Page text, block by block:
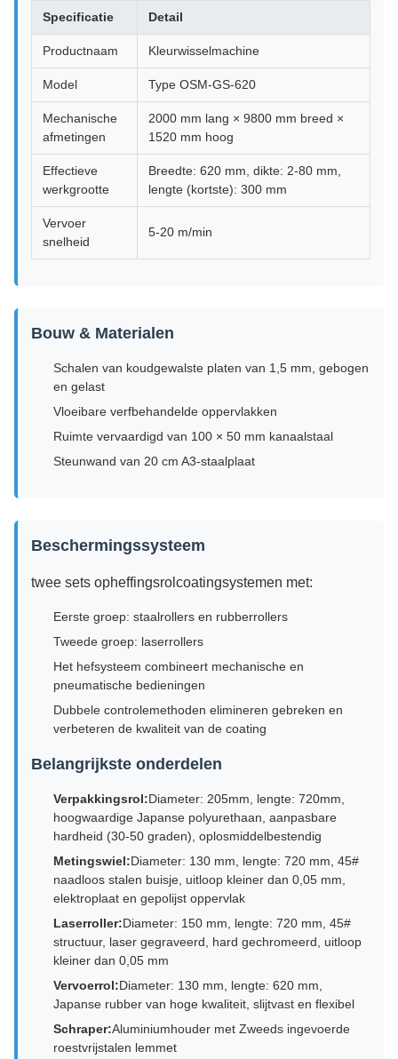
Specificatie Detail
Productnaam Kleurwisselmachine
Model Type OSM-GS-620
Mechanische
afmetingen
2000 mm lang × 9800 mm breed ×
1520 mm hoog
Effectieve
werkgrootte
Breedte: 620 mm, dikte: 2-80 mm,
lengte (kortste): 300 mm
Vervoer
snelheid
5-20 m/min
Bouw & Materialen
Schalen van koudgewalste platen van 1,5 mm, gebogen
en gelast
Vloeibare verfbehandelde oppervlakken
Ruimte vervaardigd van 100 × 50 mm kanaalstaal
Steunwand van 20 cm A3-staalplaat
Beschermingssysteem
twee sets opheffingsrolcoatingsystemen met:
Eerste groep: staalrollers en rubberrollers
Tweede groep: laserrollers
Het hefsysteem combineert mechanische en
pneumatische bedieningen
Dubbele controlemethoden elimineren gebreken en
verbeteren de kwaliteit van de coating
Belangrijkste onderdelen
Verpakkingsrol:Diameter: 205mm, lengte: 720mm,
hoogwaardige Japanse polyurethaan, aanpasbare
hardheid (30-50 graden), oplosmiddelbestendig
Metingswiel:Diameter: 130 mm, lengte: 720 mm, 45#
naadloos stalen buisje, uitloop kleiner dan 0,05 mm,
elektroplaat en gepolijst oppervlak
Laserroller:Diameter: 150 mm, lengte: 720 mm, 45#
structuur, laser gegraveerd, hard gechromeerd, uitloop
kleiner dan 0,05 mm
Vervoerrol:Diameter: 130 mm, lengte: 620 mm,
Japanse rubber van hoge kwaliteit, slijtvast en flexibel
Schraper:Aluminiumhouder met Zweeds ingevoerde
roestvrijstalen lemmet